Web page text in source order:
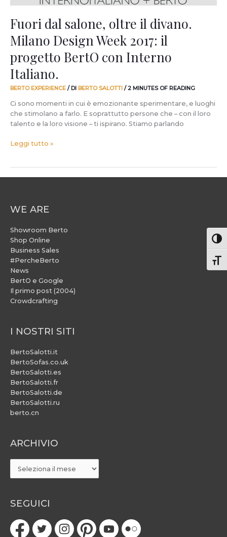
Fuori dal salone, oltre il divano.
Milano Design Week 2017: il
progetto BertO con Interno
Italiano.
BERTO EXPERIENCE / DI BERTO SALOTTI /2 MINUTES OF READING
Ci sono momenti in cui è emozionante sperimentare, e luoghi
che stimolano a farlo. E soprattutto persone che – con il loro
talento e la loro visione – ti ispirano. Stiamo parlando
progetto
con
Interno
Italiano.
Leggi tutto »
WE ARE
Showroom Berto
Shop Online
Business Sales
#PercheBerto
News
BertO e Google
Il primo post (2004)
Crowdcrafting
I NOSTRI SITI
BertoSalotti.it
BertoSofas.co.uk
BertoSalotti.es
BertoSalotti.fr
BertoSalotti.de
BertoSalotti.ru
berto.cn
ARCHIVIO
ARCHIVIO
SEGUICI